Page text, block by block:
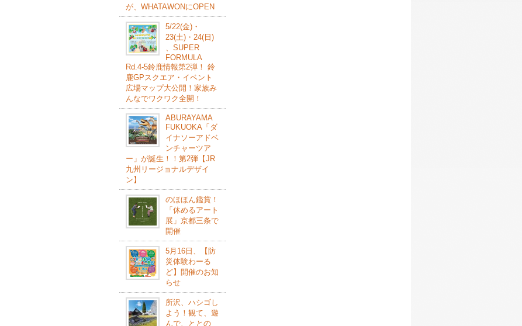
が、WHATAWONにOPEN
5/22(⾦)・
23(⼟)・24(⽇)
、SUPER
FORMULA
Rd.4-5鈴⿅情報第2弾！ 鈴
⿅GPスクエア・イベント
広場マップ⼤公開！家族み
んなでワクワク全開！
ABURAYAMA
FUKUOKA「ダ
イナソーアドベ
ンチャーツア
ー」が誕生！！第2弾【JR
九州リージョナルデザイ
ン】
のほほん鑑賞！
「休めるアート
展」京都三条で
開催
5月16日、【防
災体験わーる
ど】開催のお知
らせ
所沢、ハシゴし
よう！観て、遊
んで、ととの